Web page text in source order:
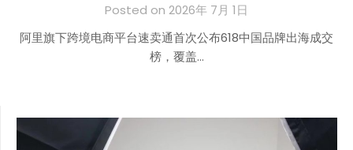
Posted on 2026年 7月 1日
阿里旗下跨境电商平台速卖通首次公布618中国品牌出海成交
榜，覆盖…